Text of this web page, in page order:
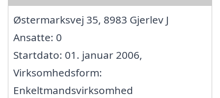
Østermarksvej 35, 8983 Gjerlev J
Ansatte: 0
Startdato: 01. januar 2006,
Virksomhedsform:
Enkeltmandsvirksomhed